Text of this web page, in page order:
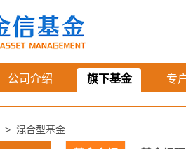
公司介绍 旗下基金 专
> 混合型基金